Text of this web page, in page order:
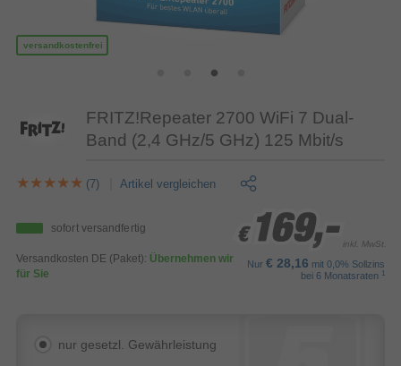
versandkostenfrei
FRITZ!Repeater 2700 WiFi 7 Dual-
Band (2,4 GHz/5 GHz) 125 Mbit/s
(7) Artikel vergleichen
sofort versandfertig
Versandkosten DE (Paket): Übernehmen wir
für Sie
€ 169,-
€ 169,-
€ 169,- inkl. MwSt.
Nur € 28,16 mit 0,0% Sollzins
bei 6 Monatsraten 1
nur gesetzl. Gewährleistung